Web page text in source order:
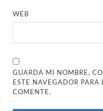
WEB
GUARDA MI NOMBRE,
ESTE NAVEGADOR
COMENTE.